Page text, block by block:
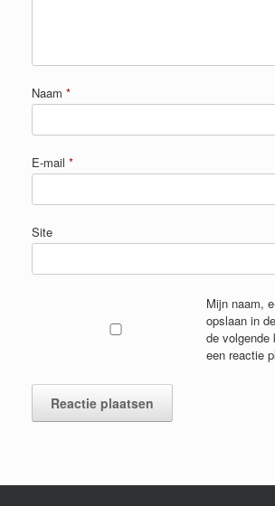
Naam *
E-mail *
Site
Mijn naam,
opslaan in
de volgende
een reactie